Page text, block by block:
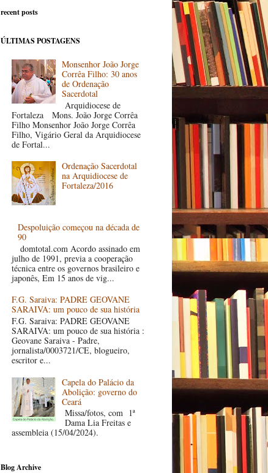
recent posts
ÚLTIMAS POSTAGENS
Monsenhor João Jorge
Corrêa Filho: 30 anos
de Ordenação
Sacerdotal
Arquidiocese de
Fortaleza Mons. João Jorge Corrêa
Filho Monsenhor João Jorge Corrêa
Filho, Vigário Geral da Arquidiocese
de Fortal...
Ordenação Sacerdotal
na Arquidiocese de
Fortaleza/2016
Despoluição começou na década de
90
domtotal.com Acordo assinado em
julho de 1991, previa a cooperação
técnica entre os governos brasileiro e
japonês, Em 15 anos de vig...
F.G. Saraiva: PADRE GEOVANE
SARAIVA: um pouco de sua história
F.G. Saraiva: PADRE GEOVANE
SARAIVA: um pouco de sua história :
Geovane Saraiva - Padre,
jornalista/0003721/CE, blogueiro,
escritor e...
Capela do Palácio da
Abolição: governo do
Ceará
Missa/fotos, com 1ª
Dama Lia Freitas e
assembleia (15/04/2024).
Blog Archive